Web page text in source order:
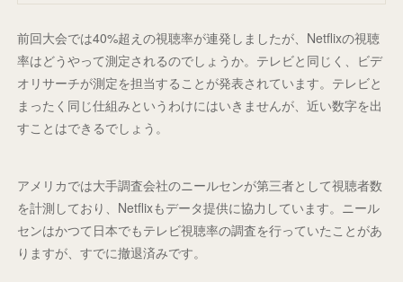
前回大会では40%超えの視聴率が連発しましたが、Netflixの視聴
率はどうやって測定されるのでしょうか。テレビと同じく、ビデ
オリサーチが測定を担当することが発表されています。テレビと
まったく同じ仕組みというわけにはいきませんが、近い数字を出
すことはできるでしょう。
アメリカでは大手調査会社のニールセンが第三者として視聴者数
を計測しており、Netflixもデータ提供に協力しています。ニール
センはかつて日本でもテレビ視聴率の調査を行っていたことがあ
りますが、すでに撤退済みです。